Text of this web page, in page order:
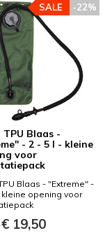
TPU Blaas -
- 2 - 5 l - kleine
voor
-22%
SALE
Blaas - "Extreme" -
kleine opening voor
19,50